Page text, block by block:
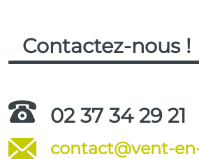
Contactez-nous !
02 37 34 29 21
contact@vent-